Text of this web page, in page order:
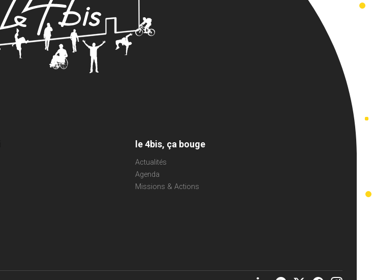
le 4bis, ça bouge
Actualités
Agenda
Missions & Actions